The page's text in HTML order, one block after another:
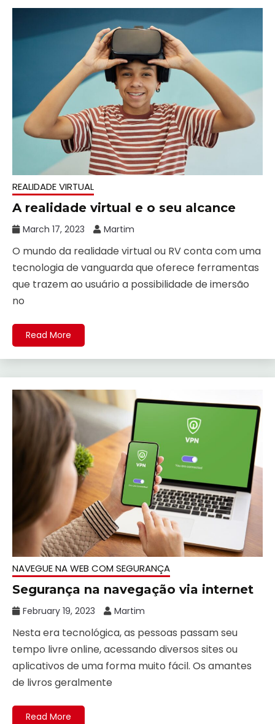
REALIDADE VIRTUAL
A realidade virtual e o seu alcance
March 17, 2023 Martim
O mundo da realidade virtual ou RV conta com uma
tecnologia de vanguarda que oferece ferramentas
que trazem ao usuário a possibilidade de imersão
no
Read More
NAVEGUE NA WEB COM SEGURANÇA
Segurança na navegação via internet
February 19, 2023 Martim
Nesta era tecnológica, as pessoas passam seu
tempo livre online, acessando diversos sites ou
aplicativos de uma forma muito fácil. Os amantes
de livros geralmente
Read More